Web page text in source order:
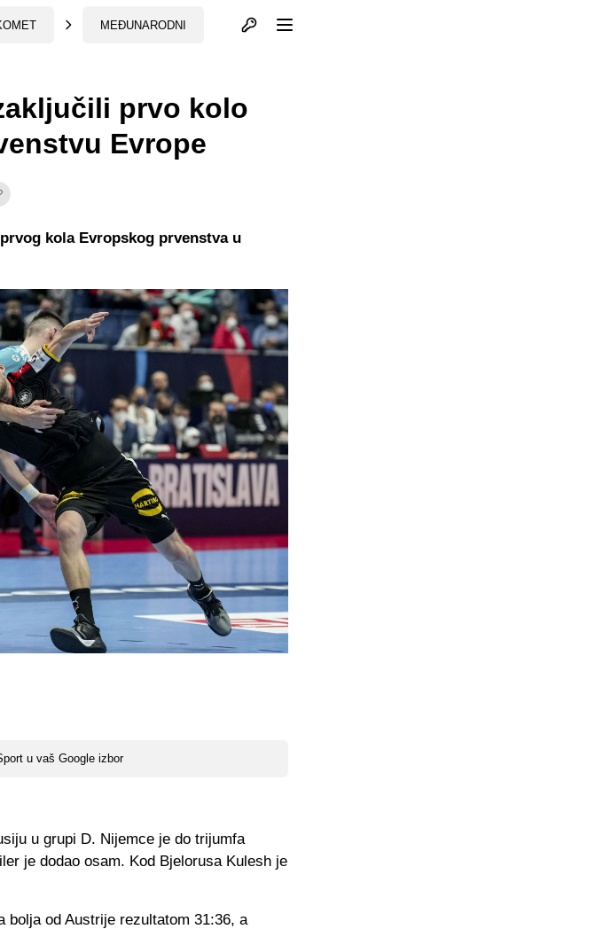
MEĐUNARODNI Otvori profil
prvo kolo
Evrope
u vaš Google izbor
kola Evropskog prvenstva u
u grupi D. Nijemce je do trijumfa
je dodao osam. Kod Bjelorusa Kulesh je
bolja od Austrije rezultatom 31:36, a